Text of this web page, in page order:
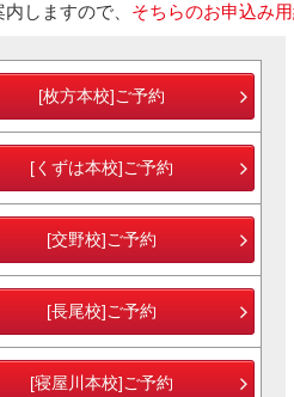
しますので、 そちらのお申込み
[枚方本校]ご予約
[くずは本校]ご予約
[交野校]ご予約
[長尾校]ご予約
[寝屋川本校]ご予約